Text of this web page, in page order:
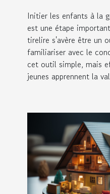
Initier les enfants à la
est une étape
tirelire s'avère être un
familiariser avec le
cet outil simple, mais
jeunes apprennent la